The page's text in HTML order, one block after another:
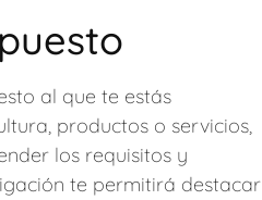
al que te estás
productos o servicios,
los requisitos y
te permitirá destacar